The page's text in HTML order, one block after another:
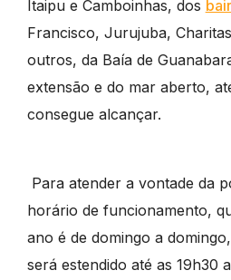
Itaipu e Camboinhas, dos
Francisco, Jurujuba,
outros, da Baía de
extensão e do mar aberto,
consegue alcançar.
Para atender a vontade da
horário de funcionamento,
ano é de domingo a
será estendido até as 19h30